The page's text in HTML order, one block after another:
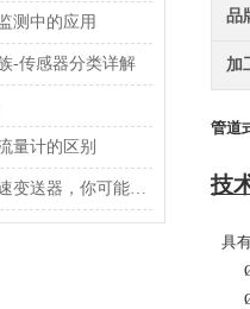
测中的应用
-传感器分类详解
量计的区别
关于石油防爆型风速变送器，你可能想了解这些内容！
品
加
管道
技
具